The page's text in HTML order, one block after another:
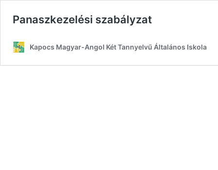
Panaszkezelési szabályzat
Kapocs Magyar-Angol Két Tannyelvű Általános Iskola